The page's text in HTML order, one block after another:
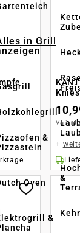
in Grill
&
Oven
&
&
+